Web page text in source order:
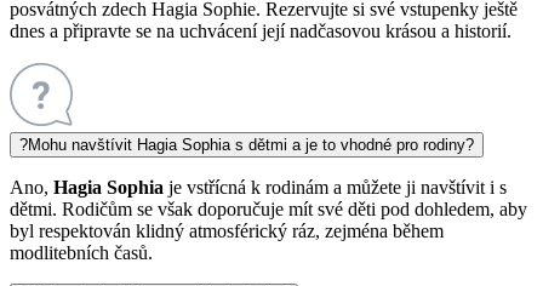
posvátných zdech Hagia Sophie. Rezervujte si své vstupenky ještě
dnes a připravte se na uchvácení její nadčasovou krásou a historií.
?Mohu navštívit Hagia Sophia s dětmi a je to vhodné pro rodiny?
Ano, Hagia Sophia je vstřícná k rodinám a můžete ji navštívit i s
dětmi. Rodičům se však doporučuje mít své děti pod dohledem, aby
byl respektován klidný atmosférický ráz, zejména během
modlitebních časů.